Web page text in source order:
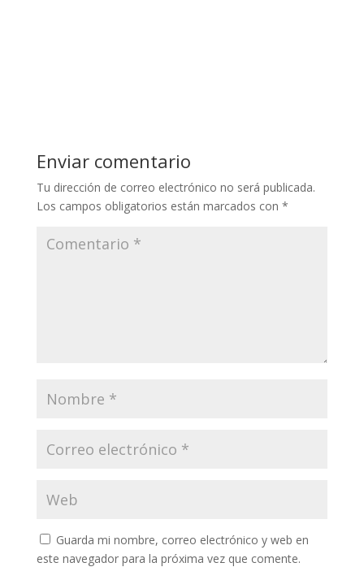
Enviar comentario
Tu dirección de correo electrónico no será publicada.
Los campos obligatorios están marcados con *
Guarda mi nombre, correo electrónico y web en
este navegador para la próxima vez que comente.